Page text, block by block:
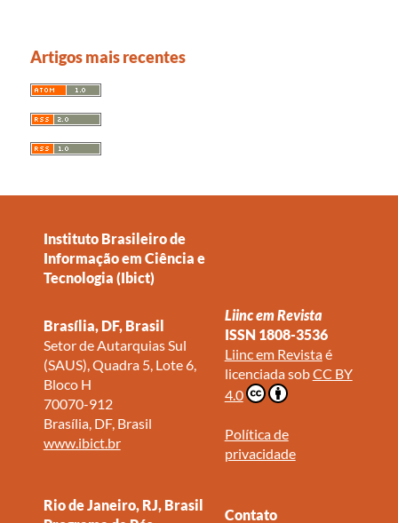
Artigos mais recentes
Instituto Brasileiro de
Informação em Ciência e
Tecnologia (Ibict)
Brasília, DF, Brasil
Setor de Autarquias Sul
(SAUS), Quadra 5, Lote 6,
Bloco H
70070-912
Brasília, DF, Brasil
www.ibict.br
Liinc em Revista
ISSN 1808-3536
Liinc em Revistaé
licenciada sobCC BY
4.0
Política de
privacidade
Rio de Janeiro, RJ, Brasil
Contato